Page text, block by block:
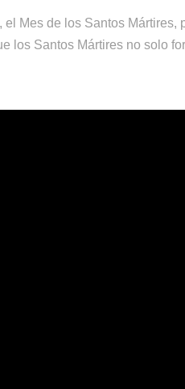
el Mes de los Santos
los Santos Mártires no solo